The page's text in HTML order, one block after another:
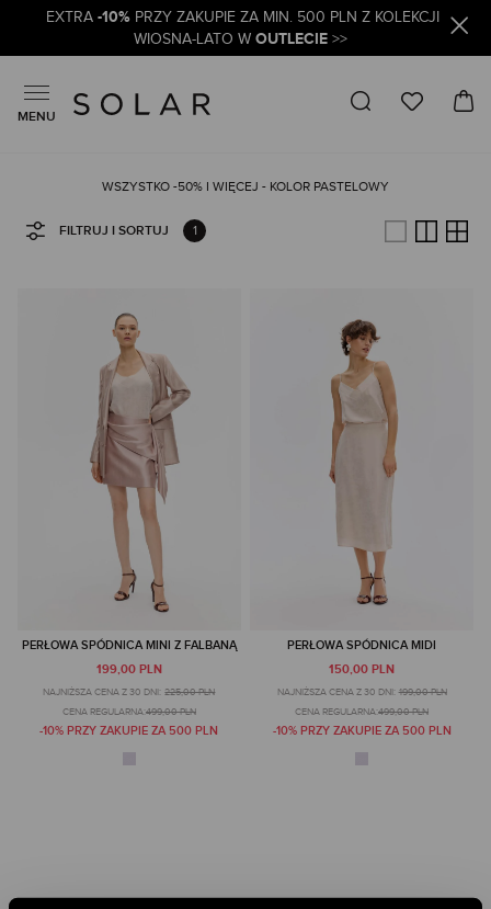
EXTRA -10% PRZY ZAKUPIE ZA MIN. 500 PLN Z KOLEKCJI
WIOSNA-LATO W OUTLECIE>>
MENU
WSZYSTKO -50% I WIĘCEJ - KOLOR PASTELOWY
FILTRUJ I SORTUJ 1
PERŁOWA SPÓDNICA MINI Z FALBANĄ
199,00 PLN
NAJNIŻSZA CENA Z 30 DNI: 225,00 PLN
CENA REGULARNA:499,00 PLN
-10% PRZY ZAKUPIE ZA 500 PLN
PERŁOWA SPÓDNICA MIDI
150,00 PLN
NAJNIŻSZA CENA Z 30 DNI: 199,00 PLN
CENA REGULARNA:499,00 PLN
-10% PRZY ZAKUPIE ZA 500 PLN